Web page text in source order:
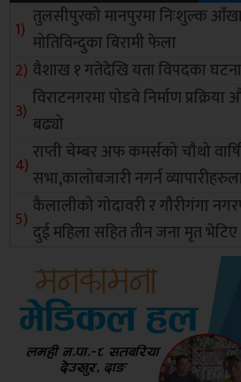
तुलसीपुरको मानपुरमा निःशुल्क
मोतिविन्दुका बिरामी फेला
वैशाख १ गतेदेखि यता विपदका
विराटनगरमा पोडवे निर्माण
बढ्यो
राप्ती चेम्बर अफ कमर्सको चाैथो
सभा,कालोबजारी नगर्न
कैलालीको गोदावरी र गौरीगंगा
दुई महिला सहित तीन जना मृत भेटिए